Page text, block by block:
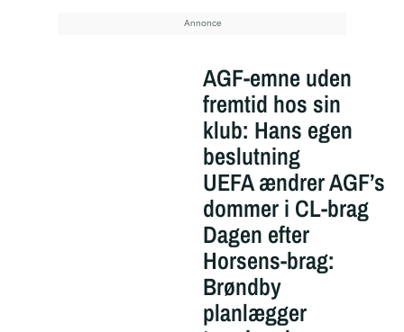
AGF-emne uden
fremtid hos sin
klub: Hans egen
beslutning
UEFA ændrer AGF’s
dommer i CL-brag
Dagen efter
Horsens-brag:
Brøndby
planlægger